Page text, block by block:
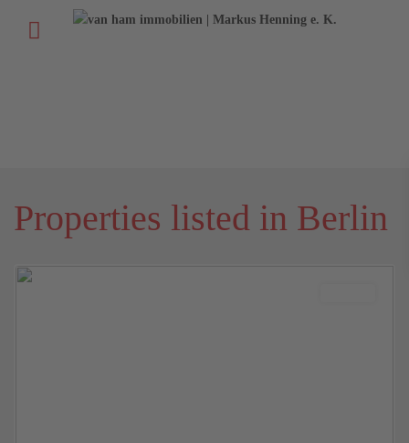
Properties listed in Berlin